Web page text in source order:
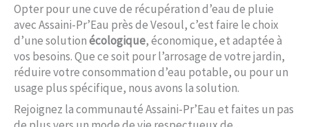
Opter pour une cuve de récupération d’eau de pluie
avec Assaini-Pr’Eau près de Vesoul, c’est faire le choix
d’une solutionécologique, économique, et adaptée à
vos besoins. Que ce soit pour l’arrosage de votre jardin,
réduire votre consommation d’eau potable, ou pour un
usage plus spécifique, nous avons la solution.
Rejoignez la communauté Assaini-Pr’Eau et faites un pas